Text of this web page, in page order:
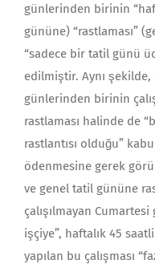
günlerinden birinin
gününe) “rastlaması”
“sadece bir tatil günü
edilmiştir. Aynı
günlerinden birinin
rastlaması halinde de
rastlantısı olduğu”
ödenmesine gerek
ve genel tatil gününe
çalışılmayan
işçiye”, haftalık 45
yapılan bu çalışması